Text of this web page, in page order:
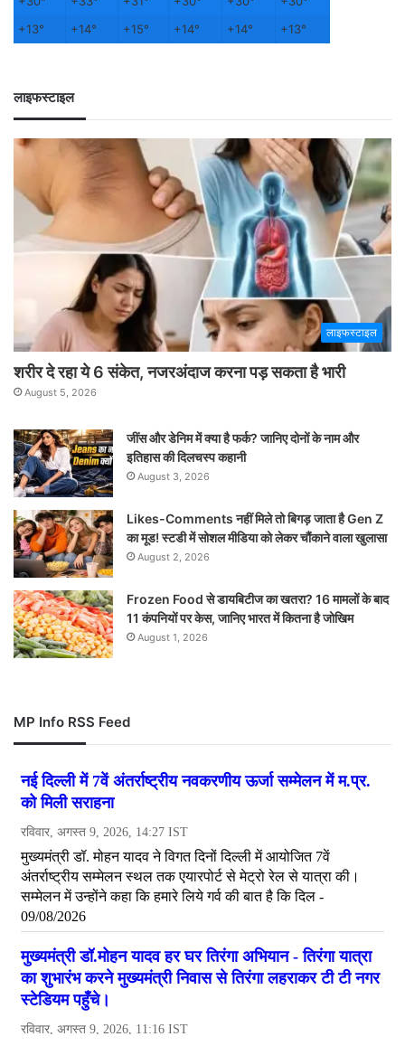
+13° +14° +15° +14° +14° +13°
लाइफस्टाइल
लाइफस्टाइल
शरीर दे रहा ये 6 संकेत, नजरअंदाज करना पड़ सकता है भारी
August 5, 2026
जींस और डेनिम में क्या है फर्क? जानिए दोनों के नाम और
इतिहास की दिलचस्प कहानी
August 3, 2026
Likes-Comments नहीं मिले तो बिगड़ जाता है Gen Z
का मूड! स्टडी में सोशल मीडिया को लेकर चौंकाने वाला खुलासा
August 2, 2026
Frozen Food से डायबिटीज का खतरा? 16 मामलों के बाद
11 कंपनियों पर केस, जानिए भारत में कितना है जोखिम
August 1, 2026
MP Info RSS Feed